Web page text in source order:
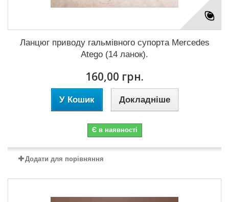
Ланцюг приводу гальмівного супорта Mercedes
Atego (14 ланок).
160,00 грн.
У Кошик Докладніше
Є в наявності
Додати для порівняння